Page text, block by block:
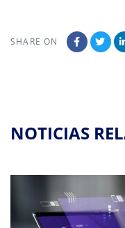
SHARE ON
NOTICIAS